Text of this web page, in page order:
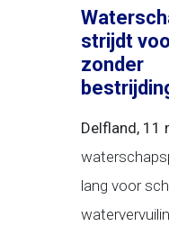
strijdt
zonder
Delfland, 11
lang voor